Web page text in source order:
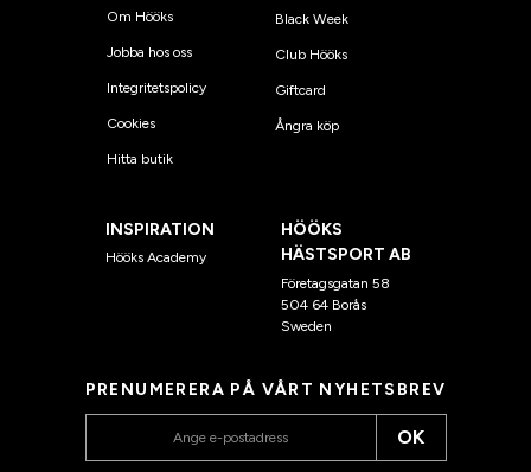
Om Hööks
Jobba hos oss
Integritetspolicy
Cookies
Hitta butik
Black Week
Club Hööks
Giftcard
Ångra köp
INSPIRATION
Hööks Academy
HÖÖKS
HÄSTSPORT AB
Företagsgatan 58
504 64 Borås
Sweden
PRENUMERERA PÅ VÅRT NYHETSBREV
OK